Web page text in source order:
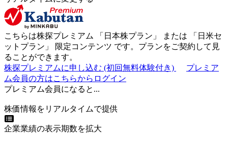
こちらは株探プレミアム 「 日本株プラン 」 または 「 日米セ
ットプラン 」 限定コンテンツ です。プランをご契約して見
ることができます。
株探プレミアムに申し込む (初回無料体験付き)
プレミア
ム会員の方はこちらからログイン
プレミアム会員になると...
株価情報をリアルタイムで提供
企業業績の表示期数を拡大